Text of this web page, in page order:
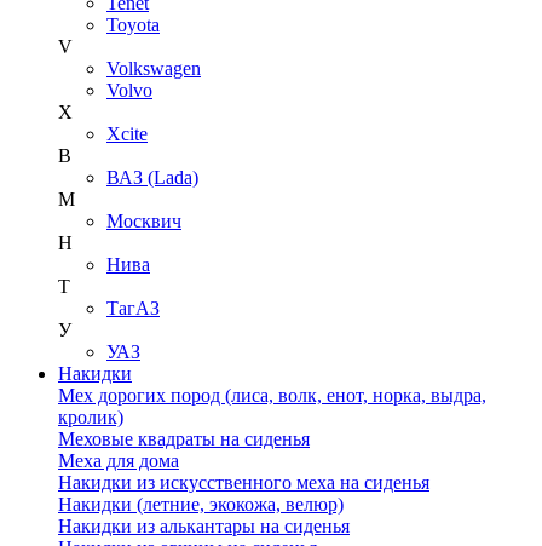
Toyota
V
Volkswagen
Volvo
X
Xcite
В
ВАЗ (Lada)
М
Москвич
Н
Нива
Т
ТагАЗ
У
УАЗ
Накидки
Мех дорогих пород (лиса, волк, енот, норка, выдра,
кролик)
Меховые квадраты на сиденья
Меха для дома
Накидки из искусственного меха на сиденья
Накидки (летние, экокожа, велюр)
Накидки из алькантары на сиденья